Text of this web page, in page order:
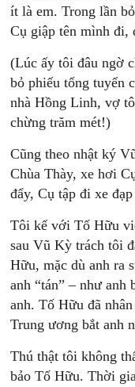
ít là em. Trong lần
Cụ giập tên mình đi,
(Lúc ấy tôi đâu ngờ
bỏ phiếu tổng tuyển
nhà Hồng Linh, vợ
chừng trăm mét!)
Cũng theo nhật ký
Chùa Thày, xe hơi
đẩy, Cụ tập đi xe
Tôi kể với Tố Hữu
sau Vũ Kỳ trách tôi
Hữu, mặc dù anh ra
anh “tán” – như
anh. Tố Hữu đã
Trung ương bắt anh
Thú thật tôi không
bảo Tố Hữu. Thời